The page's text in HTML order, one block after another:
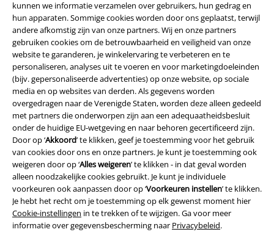
kunnen we informatie verzamelen over gebruikers, hun gedrag en
hun apparaten. Sommige cookies worden door ons geplaatst, terwijl
andere afkomstig zijn van onze partners. Wij en onze partners
gebruiken cookies om de betrouwbaarheid en veiligheid van onze
website te garanderen, je winkelervaring te verbeteren en te
personaliseren, analyses uit te voeren en voor marketingdoeleinden
(bijv. gepersonaliseerde advertenties) op onze website, op sociale
media en op websites van derden. Als gegevens worden
overgedragen naar de Verenigde Staten, worden deze alleen gedeeld
met partners die onderworpen zijn aan een adequaatheidsbesluit
onder de huidige EU-wetgeving en naar behoren gecertificeerd zijn.
Door op ‘Akkoord’ te klikken, geef je toestemming voor het gebruik
van cookies door ons en onze partners. Je kunt je toestemming ook
weigeren door op ‘Alles weigeren’ te klikken - in dat geval worden
alleen noodzakelijke cookies gebruikt. Je kunt je individuele
voorkeuren ook aanpassen door op ‘Voorkeuren instellen’ te klikken.
Je hebt het recht om je toestemming op elk gewenst moment hier
Cookie-instellingen in te trekken of te wijzigen. Ga voor meer
informatie over gegevensbescherming naar Privacybeleid.
Legal
Algemene Voorwaarden
Bedrijfsgegevens
Privacyverklaring
Verklaring van conformiteit